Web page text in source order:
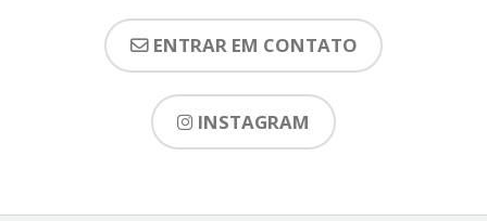
ENTRAR EM CONTATO
INSTAGRAM